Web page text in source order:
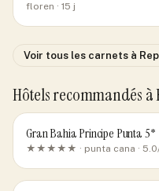
floren · 15 j
Voir tous les carnets à
Hôtels recommandés à
Gran Bahia Principe Punta 5*
★★★★★ · punta cana ·